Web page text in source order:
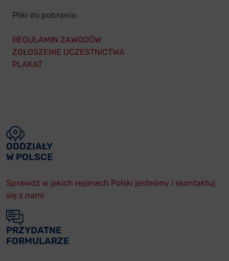
Pliki do pobrania:
REGULAMIN ZAWODÓW
ZGŁOSZENIE UCZESTNICTWA
PLAKAT
ODDZIAŁY
W POLSCE
Sprawdź w jakich rejonach Polski jesteśmy i skontaktuj
się z nami
PRZYDATNE
FORMULARZE